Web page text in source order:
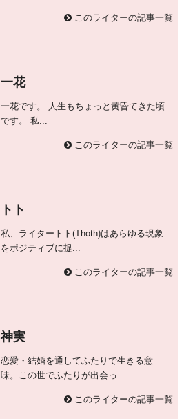
このライターの記事一覧
一花
一花です。 人生もちょっと黄昏てきた頃
です。 私...
このライターの記事一覧
トト
私、ライタートト(Thoth)はあらゆる現象
をポジティブに捉...
このライターの記事一覧
神実
恋愛・結婚を通してふたりで生きる意
味。この世でふたりが出会っ...
このライターの記事一覧